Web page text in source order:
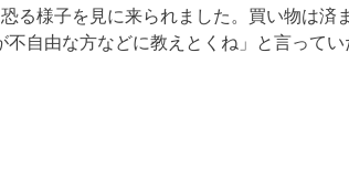
る様子を見に来られました。買い物は
自由な方などに教えとくね」と言って